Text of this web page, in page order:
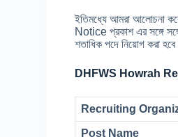
ইতিমধ্যে আমরা আলোচনা
Notice প্রকাশ এর সঙ্গে
শতাধিক পদে নিয়োগ করা
DHFWS Howrah
Recruiting
Post Name